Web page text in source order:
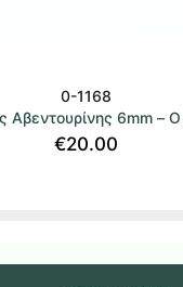
0-1168
Αβεντουρίνης 6mm –
€20.00